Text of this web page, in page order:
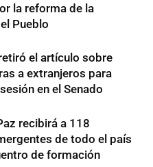
la reforma de la
Pueblo
el artículo sobre
a extranjeros para
en el Senado
recibirá a 118
de todo el país
de formación